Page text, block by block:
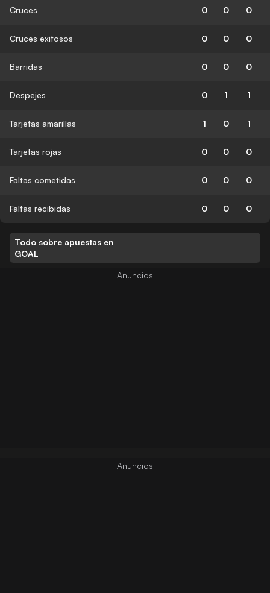
Cruces 0 0 0
Cruces exitosos 0 0 0
Barridas 0 0 0
Despejes 0 1 1
Tarjetas amarillas 1 0 1
Tarjetas rojas 0 0 0
Faltas cometidas 0 0 0
Faltas recibidas 0 0 0
Todo sobre apuestas en
GOAL